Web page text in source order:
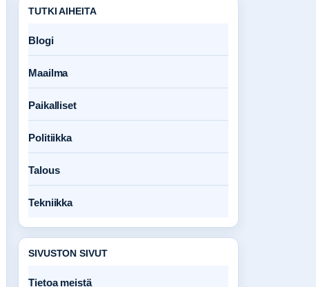
TUTKI AIHEITA
Blogi
Maailma
Paikalliset
Politiikka
Talous
Tekniikka
SIVUSTON SIVUT
Tietoa meistä